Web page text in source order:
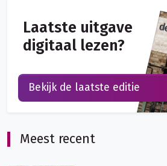
Meest recent
Laatste uitgave
digitaal lezen?
Bekijk de laatste editie